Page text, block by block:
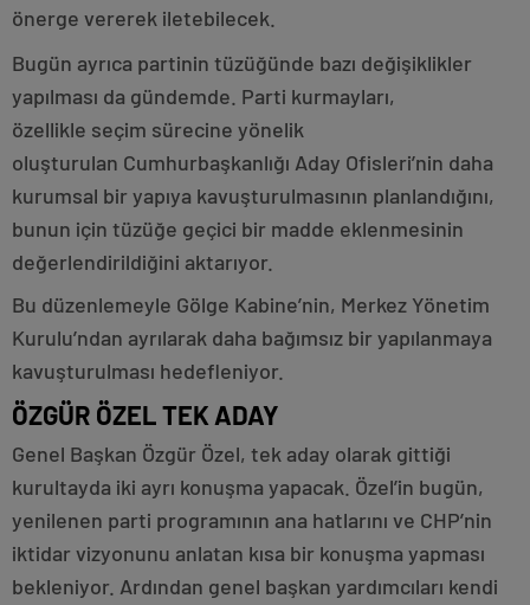
önerge vererek iletebilecek.
Bugün ayrıca partinin tüzüğünde bazı değişiklikler
yapılması da gündemde. Parti kurmayları,
özellikle seçim sürecine yönelik
oluşturulan Cumhurbaşkanlığı Aday Ofisleri’nin daha
kurumsal bir yapıya kavuşturulmasının planlandığını,
bunun için tüzüğe geçici bir madde eklenmesinin
değerlendirildiğini aktarıyor.
Bu düzenlemeyle Gölge Kabine’nin, Merkez Yönetim
Kurulu’ndan ayrılarak daha bağımsız bir yapılanmaya
kavuşturulması hedefleniyor.
ÖZGÜR ÖZEL TEK ADAY
Genel Başkan Özgür Özel, tek aday olarak gittiği
kurultayda iki ayrı konuşma yapacak. Özel’in bugün,
yenilenen parti programının ana hatlarını ve CHP’nin
iktidar vizyonunu anlatan kısa bir konuşma yapması
bekleniyor. Ardından genel başkan yardımcıları kendi